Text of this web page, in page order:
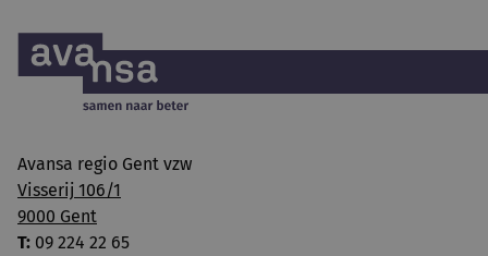
Avansa regio Gent vzw
Visserij 106/1
9000 Gent
T: 09 224 22 65